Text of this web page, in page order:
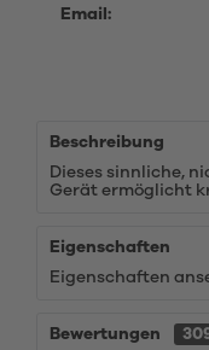
Email:
Beschreibung
Dieses sinnliche,
Gerät ermöglicht
Eigenschaften
Eigenschaften
Bewertungen